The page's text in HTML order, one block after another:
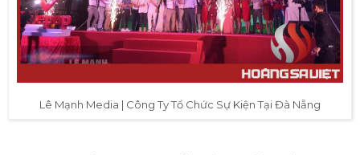
Lê Mạnh Media | Công Ty Tổ Chức Sự Kiện Tại Đà Nẵng